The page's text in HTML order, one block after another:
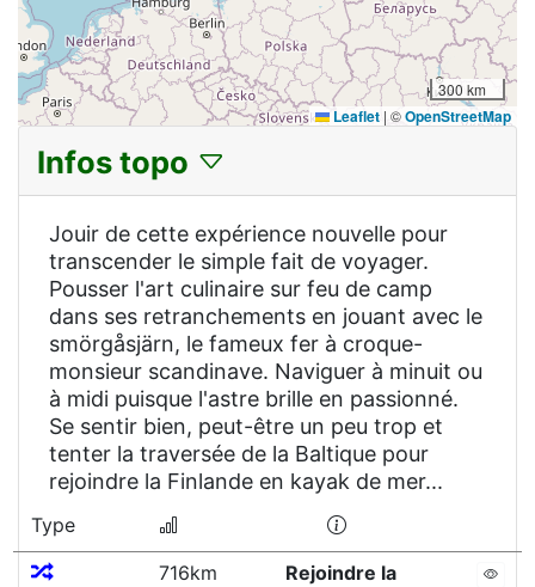
300 km
Leaflet | ©OpenStreetMap
Infos topo
Jouir de cette expérience nouvelle pour
transcender le simple fait de voyager.
Pousser l'art culinaire sur feu de camp
dans ses retranchements en jouant avec le
smörgåsjärn, le fameux fer à croque-
monsieur scandinave. Naviguer à minuit ou
à midi puisque l'astre brille en passionné.
Se sentir bien, peut-être un peu trop et
tenter la traversée de la Baltique pour
rejoindre la Finlande en kayak de mer...
Type
716km
Rejoindre la